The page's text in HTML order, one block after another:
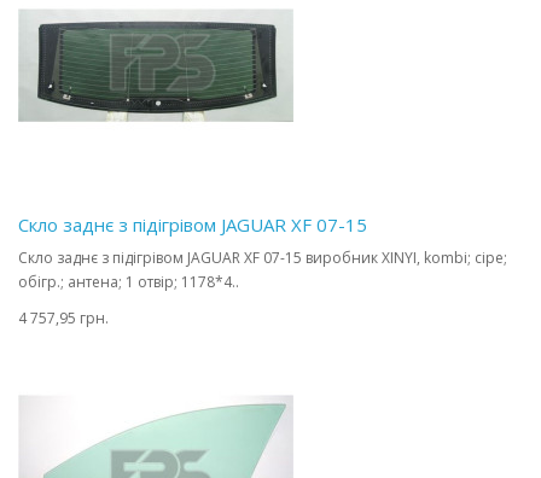
Скло заднє з підігрівом JAGUAR XF 07-15
Скло заднє з підігрівом JAGUAR XF 07-15 виробник XINYI, kombi; сіре;
обігр.; антена; 1 отвір; 1178*4..
4 757,95 грн.